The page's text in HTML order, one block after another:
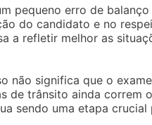
pequeno erro de
do candidato e no
a refletir melhor as
não significa que o
de trânsito ainda correm
sendo uma etapa crucial